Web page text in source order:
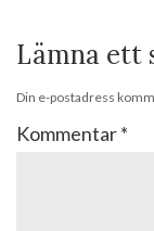
Lämna ett
Din e-postadress
Kommentar*